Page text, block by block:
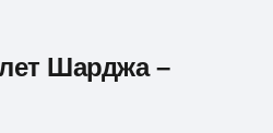
Шарджа –